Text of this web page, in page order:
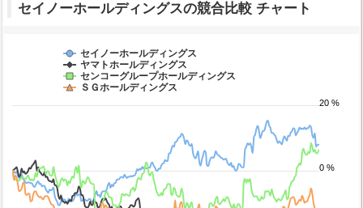
セイノーホールディングスの競合比較 チャート
セイノーホールディングス
ヤマトホールディングス
センコーグループホールディングス
ＳＧホールディングス
0 %
20 %